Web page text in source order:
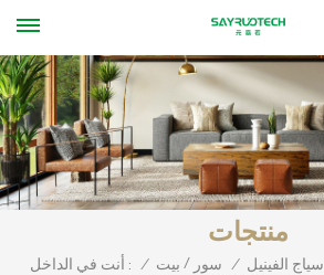
منتجات
أنت في الداخل : / بيت / سور / سياج الفينيل